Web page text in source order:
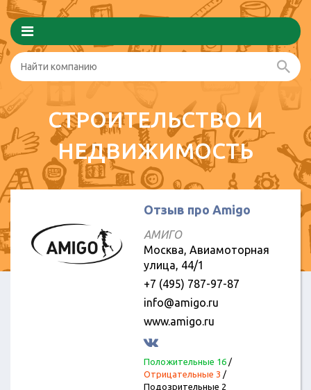
СТРОИТЕЛЬСТВО И
НЕДВИЖИМОСТЬ
Отзыв про Amigo
АМИГО
Москва, Авиамоторная
улица, 44/1
+7 (495) 787-97-87
info@amigo.ru
www.amigo.ru
Положительные 16/
Отрицательные 3 /
Подозрительные 2